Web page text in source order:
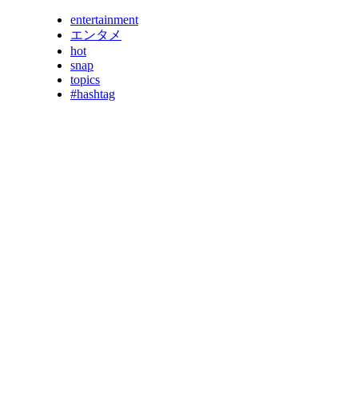
entertainment
エンタメ
hot
snap
topics
#hashtag